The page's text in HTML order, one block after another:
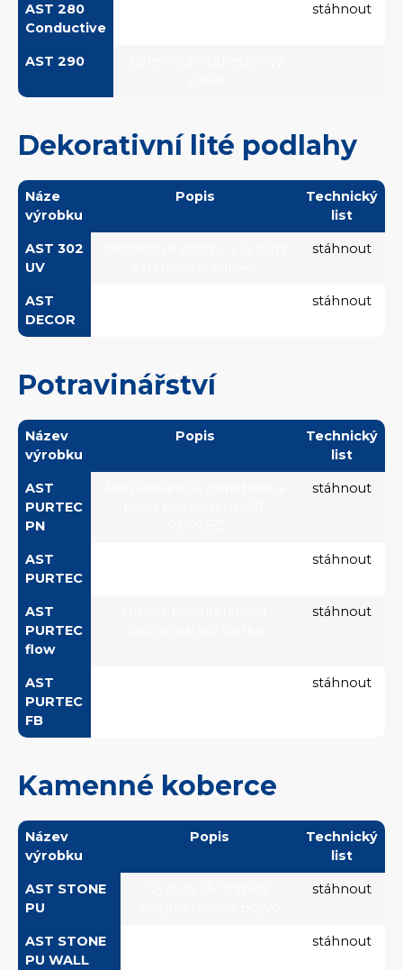
AST 280
Conductive
stáhnout
AST 290
Dekorativní lité podlahy
Náze
výrobku
Popis
Technický
list
AST 302
UV
stáhnout
AST
DECOR
stáhnout
Potravinářství
Název
výrobku
Popis
Technický
list
AST
PURTEC
PN
stáhnout
AST
PURTEC
stáhnout
AST
PURTEC
flow
stáhnout
AST
PURTEC
FB
stáhnout
Kamenné koberce
Název
výrobku
Popis
Technický
list
AST STONE
PU
stáhnout
AST STONE
PU WALL
stáhnout